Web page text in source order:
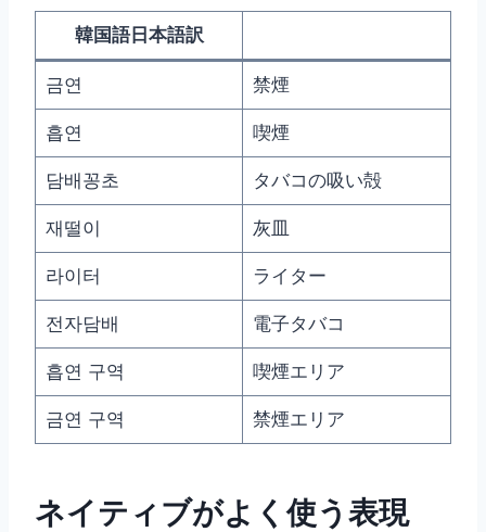
韓国語日本語訳
금연 禁煙
흡연 喫煙
담배꽁초 タバコの吸い殻
재떨이 灰皿
라이터 ライター
전자담배 電子タバコ
흡연 구역 喫煙エリア
금연 구역 禁煙エリア
ネイティブがよく使う表現